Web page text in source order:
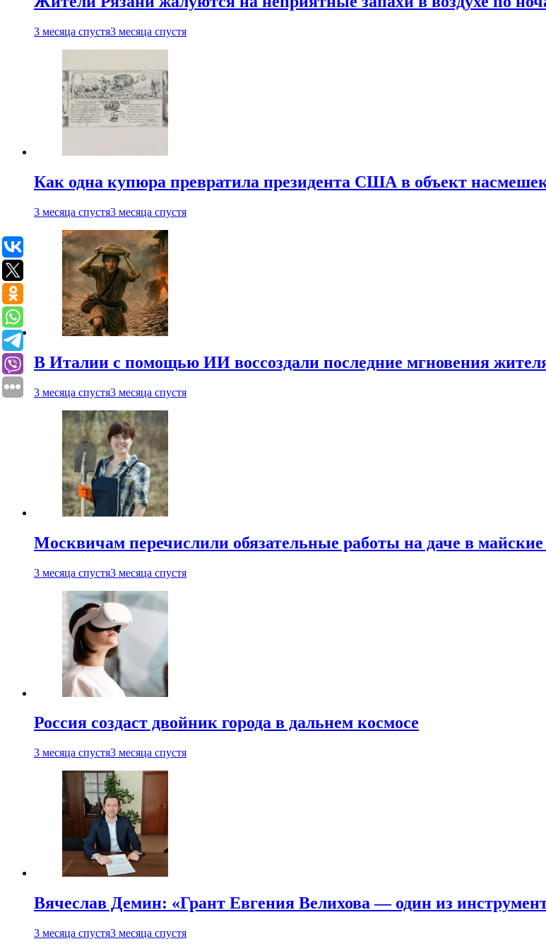
3 месяца спустя3 месяца спустя
Как одна купюра превратила президента США в объект
3 месяца спустя3 месяца спустя
В Италии с помощью ИИ воссоздали последние мгновения
3 месяца спустя3 месяца спустя
Москвичам перечислили обязательные работы на даче в
3 месяца спустя3 месяца спустя
Россия создаст двойник города в дальнем космосе
3 месяца спустя3 месяца спустя
Вячеслав Демин: «Грант Евгения Велихова — один из
3 месяца спустя3 месяца спустя